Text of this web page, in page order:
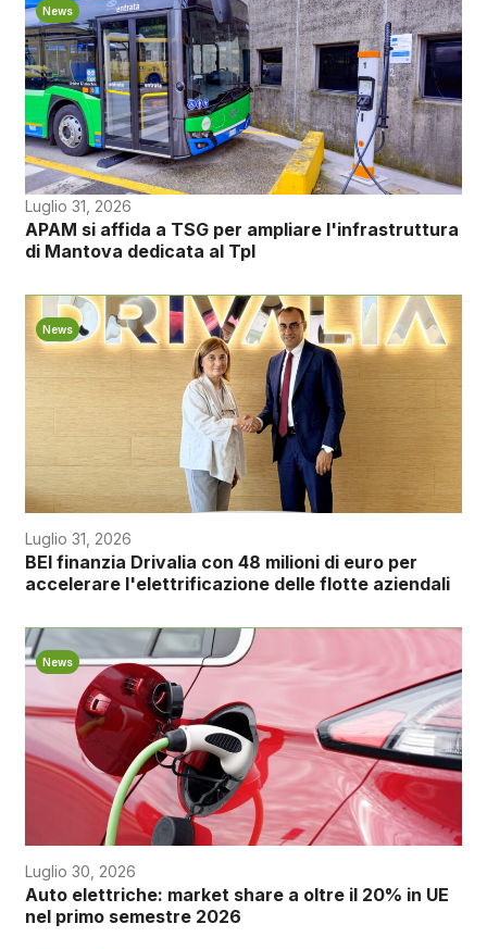
News
Luglio 31, 2026
APAM si affida a TSG per ampliare l'infrastruttura
di Mantova dedicata al Tpl
News
Luglio 31, 2026
BEI finanzia Drivalia con 48 milioni di euro per
accelerare l'elettrificazione delle flotte aziendali
News
Luglio 30, 2026
Auto elettriche: market share a oltre il 20% in UE
nel primo semestre 2026